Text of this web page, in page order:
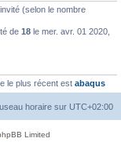
(selon le nombre
de 18 le mer. avr. 01 2020,
le plus récent est abaqus
horaire sur UTC+02:00
Limited